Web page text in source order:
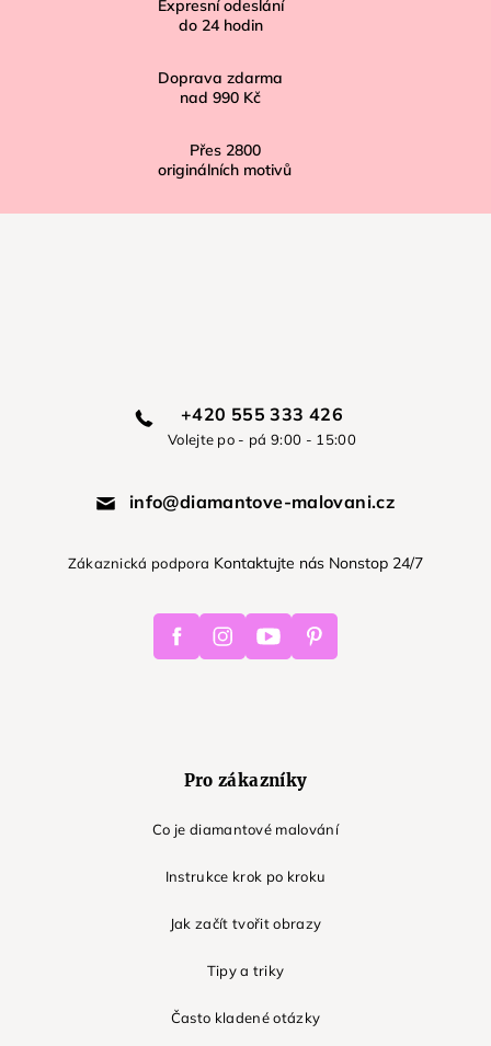
Expresní odeslání
do 24 hodin
Doprava zdarma
nad 990 Kč
Přes 2800
originálních motivů
+420 555 333 426
Volejte po - pá 9:00 - 15:00
info@diamantove-malovani.cz
Zákaznická podpora Kontaktujte nás Nonstop 24/7
FacebookInstagramYoutube Pinterest
Pro zákazníky
Co je diamantové malování
Instrukce krok po kroku
Jak začít tvořit obrazy
Tipy a triky
Často kladené otázky